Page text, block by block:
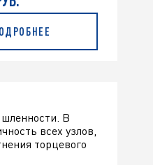
В
всех узлов,
торцевого